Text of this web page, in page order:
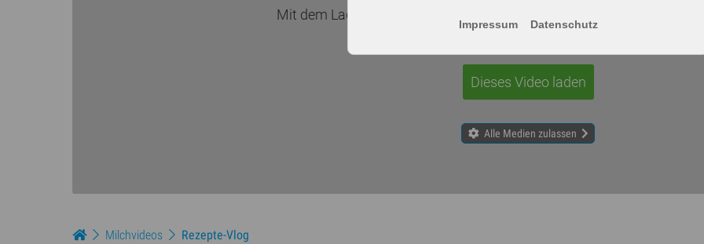
Mit dem Laden des Videos akzeptieren Sie die Datenschutzerklärung
Dieses Video laden
Alle Medien zulassen
Milchvideos Rezepte-Vlog
Impressum Datenschutz